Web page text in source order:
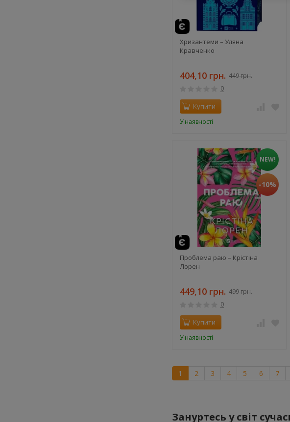
Хризантеми – Уляна
Кравченко
404,10 грн. 449 грн.
0
Купити
У наявності
NEW!
-10%
Проблема раю – Крістіна
Лорен
449,10 грн. 499 грн.
0
Купити
У наявності
1 2 3 4 5 6 7
Зануртесь у світ